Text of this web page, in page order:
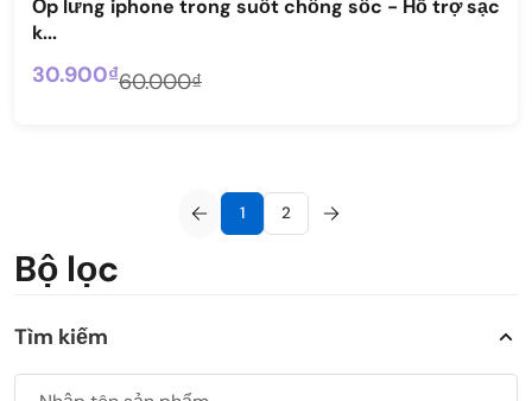
Ốp lưng iphone trong suốt chống sốc - Hỗ trợ sạc
k...
30.900₫60.000₫
1 2
Bộ lọc
Tìm kiếm